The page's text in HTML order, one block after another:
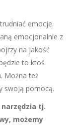
emocje.
emocjonalnie z
na jakość
to ktoś
Można też
swoją pomocą.
tj.
możemy